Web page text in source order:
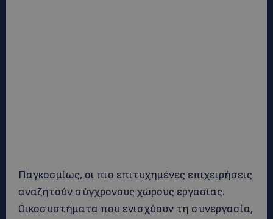
Παγκοσμίως, οι πιο επιτυχημένες επιχειρήσεις
αναζητούν σύγχρονους χώρους εργασίας.
Οικοσυστήματα που ενισχύουν τη συνεργασία,